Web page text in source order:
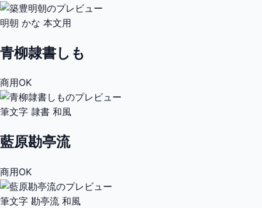
明朝 かな 本文用
青柳隷書しも
商用OK
筆文字 隷書 和風
藍原勘亭流
商用OK
筆文字 勘亭流 和風